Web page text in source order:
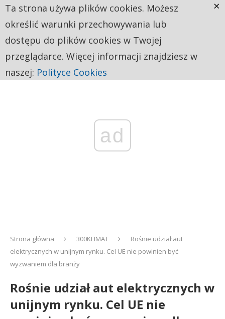
ad
Strona główna 300KLIMAT
Rośnie udział aut
elektrycznych w unijnym rynku. Cel UE nie powinien być
wyzwaniem dla branży
Rośnie udział aut elektrycznych w
unijnym rynku. Cel UE nie
Ta strona używa plików cookies. Możesz
określić warunki przechowywania lub
dostępu do plików cookies w Twojej
przeglądarce. Więcej informacji znajdziesz w
naszej: Polityce Cookies
×